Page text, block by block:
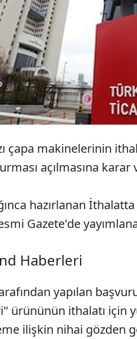
mercek altına aldı. Resmi
haksız rekabetin
gözden geçirme
çapa makinelerinin
açılmasına karar
hazırlanan
Gazete'de
Haberleri
yapılan
ürününün ithalatı için
ilişkin nihai gözden